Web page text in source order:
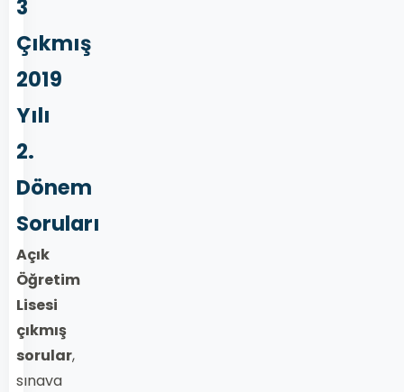
3
Çıkmış
2019
Yılı
2.
Dönem
Soruları
Açık
Öğretim
Lisesi
çıkmış
sorular,
sınava